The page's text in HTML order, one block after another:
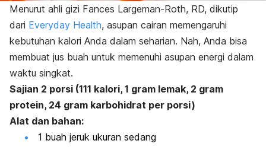
Menurut ahli gizi Fances Largeman-Roth, RD, dikutip
dari Everyday Health, asupan cairan memengaruhi
kebutuhan kalori Anda dalam seharian. Nah, Anda bisa
membuat jus buah untuk memenuhi asupan energi dalam
waktu singkat.
Sajian 2 porsi (111 kalori, 1 gram lemak, 2 gram
protein, 24 gram karbohidrat per porsi)
Alat dan bahan:
1 buah jeruk ukuran sedang